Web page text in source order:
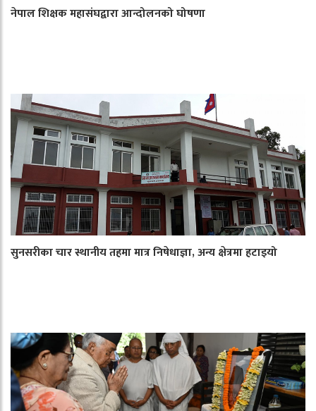
नेपाल शिक्षक महासंघद्वारा आन्दोलनको घोषणा
सुनसरीका चार स्थानीय तहमा मात्र निषेधाज्ञा, अन्य क्षेत्रमा हटाइयो